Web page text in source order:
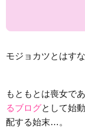
モジョカツとはすな
もともとは喪女で
るブログとして始
配する始末…。